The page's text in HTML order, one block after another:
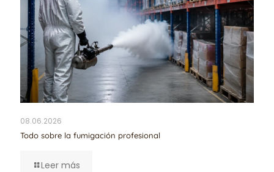
08.06.2026
Todo sobre la fumigación profesional
Leer más